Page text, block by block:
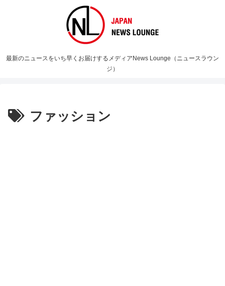
最新のニュースをいち早くお届けするメディアNews Lounge（ニュースラウン
ジ）
ファッション